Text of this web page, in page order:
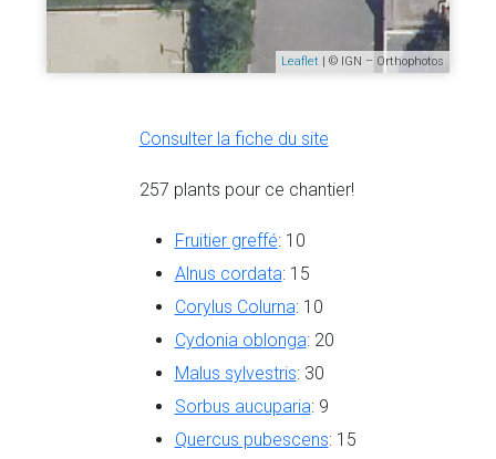
Leaflet | © IGN – Orthophotos
Consulter la fiche du site
257 plants pour ce chantier!
Fruitier greffé: 10
Alnus cordata: 15
Corylus Colurna: 10
Cydonia oblonga: 20
Malus sylvestris: 30
Sorbus aucuparia: 9
Quercus pubescens: 15